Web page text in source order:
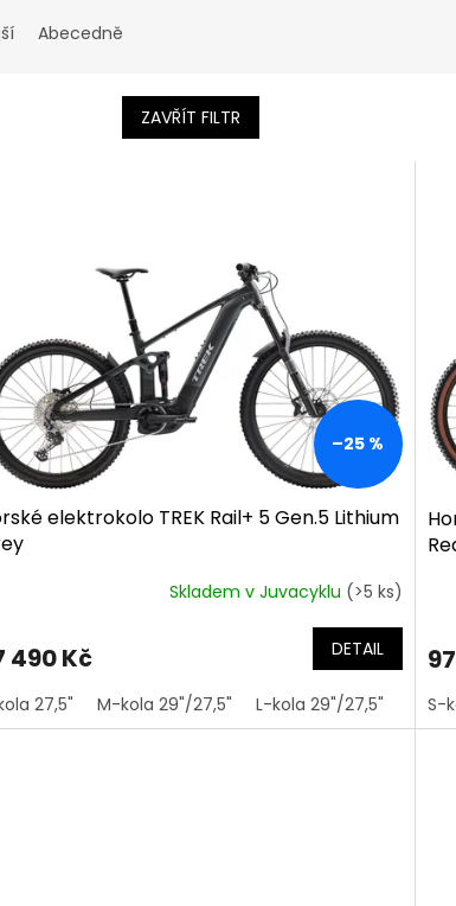
Abecedně
ZAVŘÍT FILTR
–25 %
elektrokolo TREK Rail+ 5 Gen.5 Lithium
Skladem v Juvacyklu (>5 ks)
490 Kč DETAIL
27,5" M-kola 29"/27,5" L-kola 29"/27,5" XL-
S-